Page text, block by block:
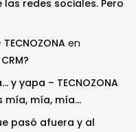
las redes sociales. Pero
en
yapa – TECNOZONA
mía, mía, mía…
pasó afuera y al